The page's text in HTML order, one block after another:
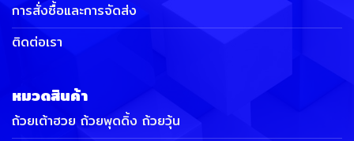
การสั่งซื้อและการจัดส่ง
ติดต่อเรา
หมวดสินค้า
ถ้วยเต้าฮวย ถ้วยพุดดิ้ง ถ้วยวุ้น